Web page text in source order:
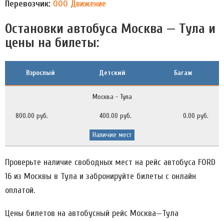
Перевозчик: ООО Движение
Остановки автобуса Москва — Тула и
цены на билеты:
Взрослый Детский Багаж
Москва - Тула
800.00 руб. 400.00 руб. 0.00 руб.
Наличие мест
Проверьте наличие свободных мест на рейс автобуса FORD
16 из Москвы в Тула и забронируйте билеты с онлайн
оплатой.
Цены билетов на автобусный рейс Москва—Тула